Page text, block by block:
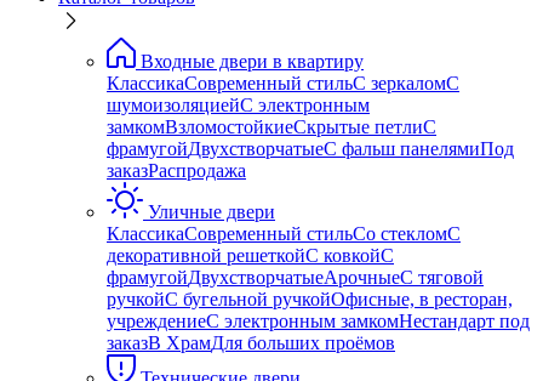
Входные двери в квартиру
КлассикаСовременный стильС зеркаломС
шумоизоляциейС электронным
замкомВзломостойкиеСкрытые петлиС
фрамугойДвухстворчатыеС фальш панелямиПод
заказРаспродажа
Уличные двери
КлассикаСовременный стильСо стекломС
декоративной решеткойС ковкойС
фрамугойДвухстворчатыеАрочныеС тяговой
ручкойС бугельной ручкойОфисные, в ресторан,
учреждениеС электронным замкомНестандарт под
заказВ ХрамДля больших проёмов